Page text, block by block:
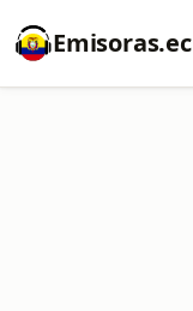
Emisoras.ec